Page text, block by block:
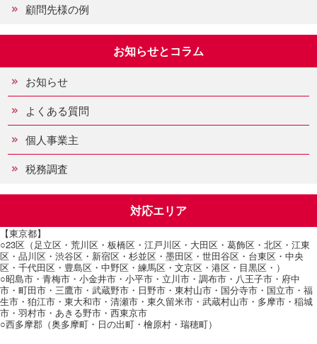
顧問先様の例
お知らせとコラム
お知らせ
よくある質問
個人事業主
税務調査
対応エリア
【東京都】
○23区（足立区・荒川区・板橋区・江戸川区・大田区・葛飾区・北区・江東
区・品川区・渋谷区・新宿区・杉並区・墨田区・世田谷区・台東区・中央
区・千代田区・豊島区・中野区・練馬区・文京区・港区・目黒区・）
○昭島市・青梅市・小金井市・小平市・立川市・調布市・八王子市・府中
市・町田市・三鷹市・武蔵野市・日野市・東村山市・国分寺市・国立市・福
生市・狛江市・東大和市・清瀬市・東久留米市・武蔵村山市・多摩市・稲城
市・羽村市・あきる野市・西東京市
○西多摩郡（奥多摩町・日の出町・檜原村・瑞穂町）